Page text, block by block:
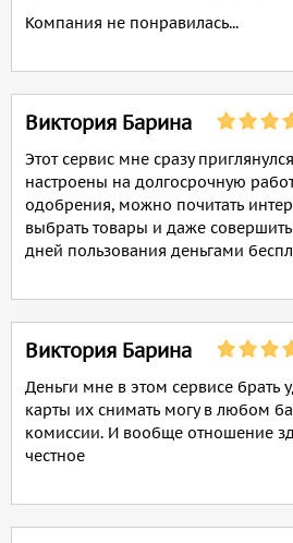
Компания не понравилась...
Виктория Барина
Этот сервис мне сразу
настроены на долгосрочную
одобрения, можно почитать
выбрать товары и даже
дней пользования деньгами
Виктория Барина
Деньги мне в этом сервисе брать
карты их снимать могу в любом
комиссии. И вообще отношение
честное